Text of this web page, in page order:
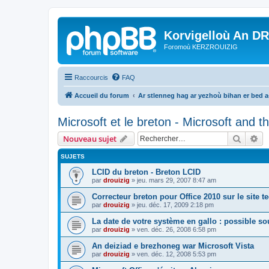
Korvigelloù An
Foromoù KERZROUIZIG
Raccourcis FAQ
Accueil du forum Ar stlenneg hag ar yezhoù bihan er bed
Microsoft et le breton - Microsoft and
Nouveau sujet
SUJETS
LCID du breton - Breton LCID
par drouizig » jeu. mars 29, 2007 8:47 am
Correcteur breton pour Office 2010 sur le site
par drouizig » jeu. déc. 17, 2009 2:18 pm
La date de votre système en gallo : possible
par drouizig » ven. déc. 26, 2008 6:58 pm
An deiziad e brezhoneg war Microsoft Vista
par drouizig » ven. déc. 12, 2008 5:53 pm